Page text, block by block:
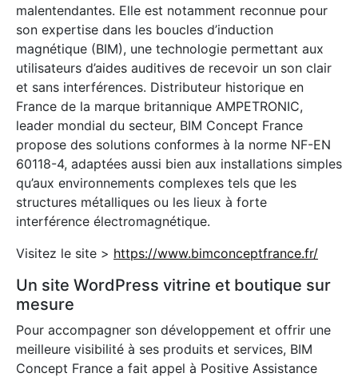
malentendantes. Elle est notamment reconnue pour
son expertise dans les boucles d’induction
magnétique (BIM), une technologie permettant aux
utilisateurs d’aides auditives de recevoir un son clair
et sans interférences. Distributeur historique en
France de la marque britannique AMPETRONIC,
leader mondial du secteur, BIM Concept France
propose des solutions conformes à la norme NF-EN
60118-4, adaptées aussi bien aux installations simples
qu’aux environnements complexes tels que les
structures métalliques ou les lieux à forte
interférence électromagnétique.
Visitez le site > https://www.bimconceptfrance.fr/
Un site WordPress vitrine et boutique sur
mesure
Pour accompagner son développement et offrir une
meilleure visibilité à ses produits et services, BIM
Concept France a fait appel à Positive Assistance